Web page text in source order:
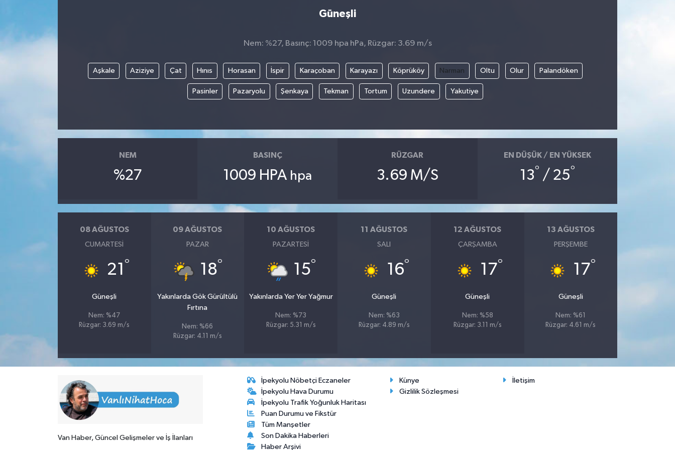
Güneşli
Nem: %27, Basınç: 1009 hpa hPa, Rüzgar: 3.69 m/s
Aşkale Aziziye Çat Hınıs Horasan İspir Karaçoban Karayazı Köprüköy Narman Oltu Olur Palandöken
Pasinler Pazaryolu Şenkaya Tekman Tortum Uzundere Yakutiye
NEM
%27
BASINÇ
1009 HPA hpa
RÜZGAR
3.69 M/S
EN DÜŞÜK / EN YÜKSEK
13° / 25°
08 AĞUSTOS
CUMARTESI
21 °
Güneşli
Nem: %47
Rüzgar: 3.69 m/s
09 AĞUSTOS
PAZAR
18°
Yakınlarda Gök Gürültülü
Fırtına
Nem: %66
Rüzgar: 4.11 m/s
10 AĞUSTOS
PAZARTESI
15°
Yakınlarda Yer Yer Yağmur
Nem: %73
Rüzgar: 5.31 m/s
11 AĞUSTOS
SALI
16°
Güneşli
Nem: %63
Rüzgar: 4.89 m/s
12 AĞUSTOS
ÇARŞAMBA
17°
Güneşli
Nem: %58
Rüzgar: 3.11 m/s
13 AĞUSTOS
PERŞEMBE
17°
Güneşli
Nem: %61
Rüzgar: 4.61 m/s
Van Haber, Güncel Gelişmeler ve İş İlanları
İpekyolu Nöbetçi Eczaneler
İpekyolu Hava Durumu
İpekyolu Trafik Yoğunluk Haritası
Puan Durumu ve Fikstür
Tüm Manşetler
Son Dakika Haberleri
Haber Arşivi
Künye
İletişim
Gizlilik Sözleşmesi